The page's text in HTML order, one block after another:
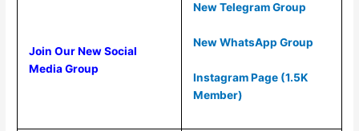
Join Our New Social
Media Group
New Telegram Group
New WhatsApp Group
Instagram Page (1.5K
Member)